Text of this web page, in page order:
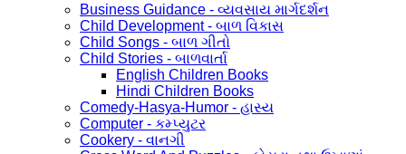
Business Guidance - વ્યવસાય માર્ગદર્શન
Child Development - બાળ વિકાસ
Child Songs - બાળ ગીતો
Child Stories - બાળવાર્તા
English Children Books
Hindi Children Books
Comedy-Hasya-Humor - હાસ્ય
Computer - કમ્પ્યુટર
Cookery - વાનગી